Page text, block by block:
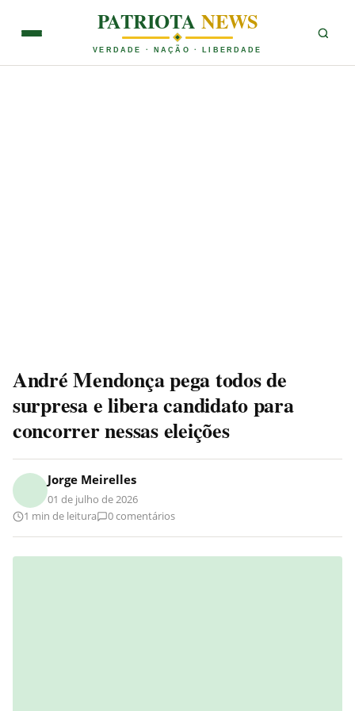
PATRIOTANEWS
VERDADE · NAÇÃO · LIBERDADE
André Mendonça pega todos de
surpresa e libera candidato para
concorrer nessas eleições
Jorge Meirelles
01 de julho de 2026
1 min de leitura
0 comentários